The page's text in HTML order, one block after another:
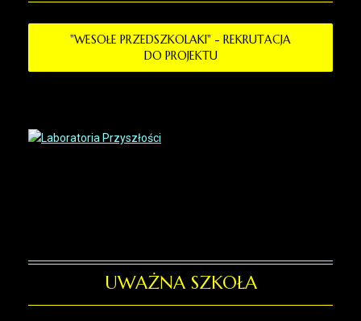
"WESOŁE PRZEDSZKOLAKI" - REKRUTACJA
DO PROJEKTU
UWAŻNA SZKOŁA